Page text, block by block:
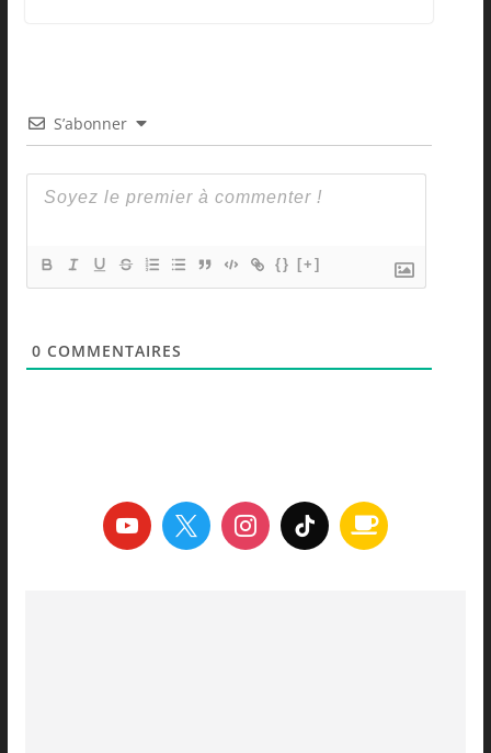
S’abonner
{} [+]
0 COMMENTAIRES